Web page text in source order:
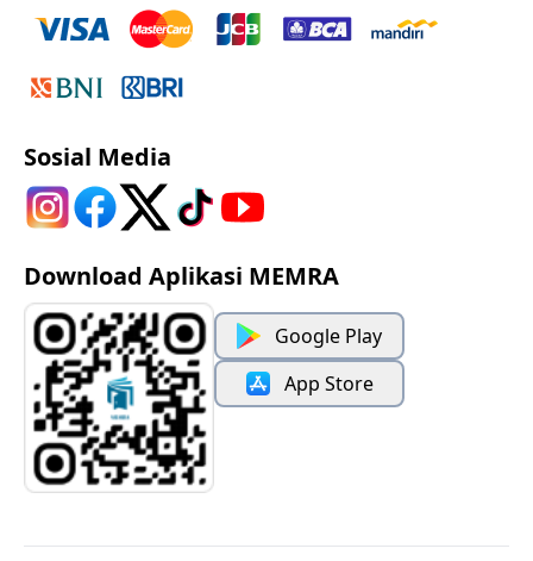
Sosial Media
Download Aplikasi MEMRA
Google Play
App Store